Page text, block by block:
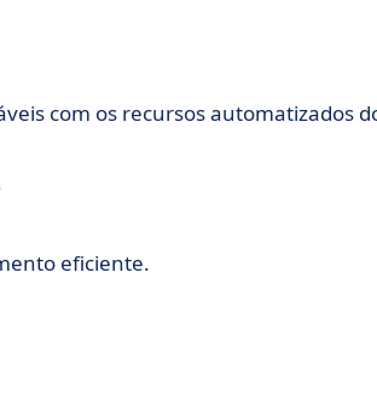
com os recursos automatizados
eficiente.